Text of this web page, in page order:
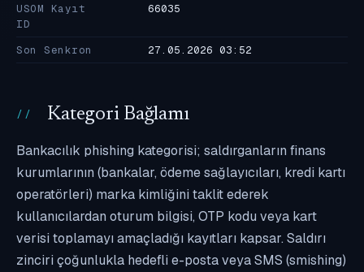
USOM Kayıt
ID
66035
Son Senkron 27.05.2026 03:52
Kategori Bağlamı
Bankacılık phishing kategorisi; saldırganların finans
kurumlarının (bankalar, ödeme sağlayıcıları, kredi kartı
operatörleri) marka kimliğini taklit ederek
kullanıcılardan oturum bilgisi, OTP kodu veya kart
verisi toplamayı amaçladığı kayıtları kapsar. Saldırı
zinciri çoğunlukla hedefli e-posta veya SMS (smishing)